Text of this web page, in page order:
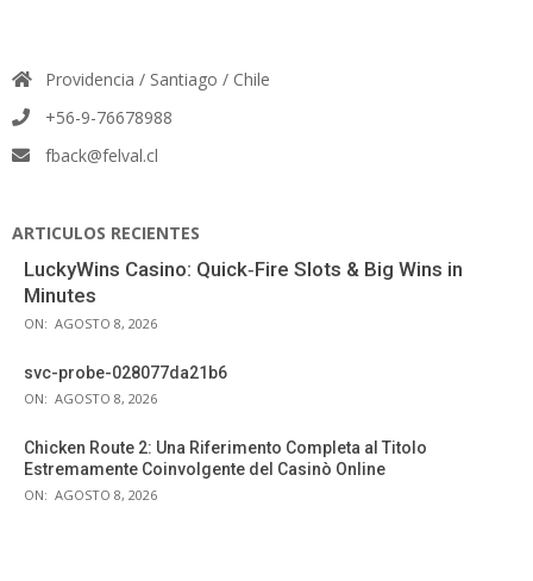
Providencia / Santiago / Chile
+56-9-76678988
fback@felval.cl
ARTICULOS RECIENTES
LuckyWins Casino: Quick‑Fire Slots & Big Wins in
Minutes
ON: AGOSTO 8, 2026
svc-probe-028077da21b6
ON: AGOSTO 8, 2026
Chicken Route 2: Una Riferimento Completa al Titolo
Estremamente Coinvolgente del Casinò Online
ON: AGOSTO 8, 2026